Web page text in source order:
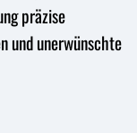
präzise
und unerwünschte